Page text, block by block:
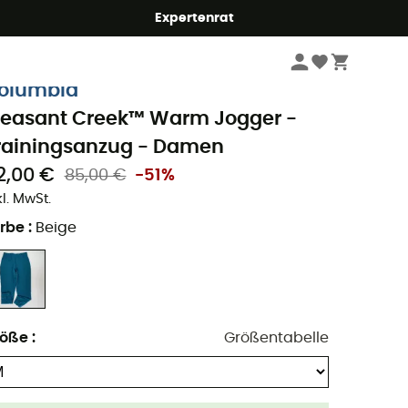
Expertenrat
Outdoor Hosen - Damen
Creek™ Warm Jogger -
- Damen
€
85,00 € -51%
MwSt.
: Beige
: Größentabelle